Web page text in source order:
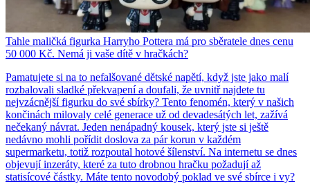
Tahle maličká figurka Harryho Pottera má pro sběratele dnes cenu
50 000 Kč. Nemá ji vaše dítě v hračkách?
Pamatujete si na to nefalšované dětské napětí, když jste jako malí
rozbalovali sladké překvapení a doufali, že uvnitř najdete tu
nejvzácnější figurku do své sbírky? Tento fenomén, který v našich
končinách milovaly celé generace už od devadesátých let, zažívá
nečekaný návrat. Jeden nenápadný kousek, který jste si ještě
nedávno mohli pořídit doslova za pár korun v každém
supermarketu, totiž rozpoutal hotové šílenství. Na internetu se dnes
objevují inzeráty, které za tuto drobnou hračku požadují až
statisícové částky. Máte tento novodobý poklad ve své sbírce i vy?